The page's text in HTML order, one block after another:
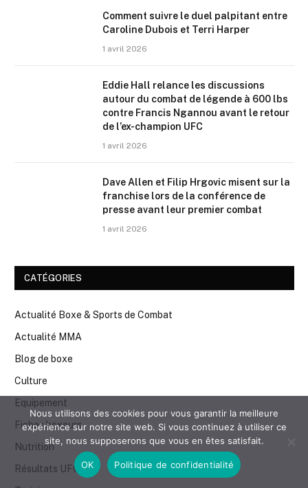
Comment suivre le duel palpitant entre
Caroline Dubois et Terri Harper
1 avril 2026
Eddie Hall relance les discussions
autour du combat de légende à 600 lbs
contre Francis Ngannou avant le retour
de l’ex-champion UFC
1 avril 2026
Dave Allen et Filip Hrgovic misent sur la
franchise lors de la conférence de
presse avant leur premier combat
1 avril 2026
CATÉGORIES
Actualité Boxe & Sports de Combat
Actualité MMA
Blog de boxe
Culture
Equipement
Fiches boxeurs
Nutrition
Résultats UFC
Nous utilisons des cookies pour vous garantir la meilleure
expérience sur notre site web. Si vous continuez à utiliser ce
site, nous supposerons que vous en êtes satisfait.
OK Politique de confidentialité